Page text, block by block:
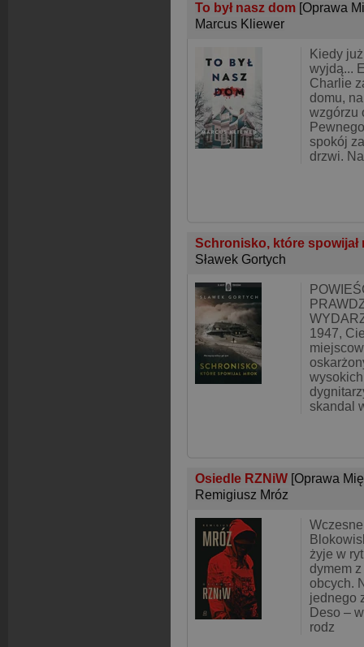
To był nasz dom [Oprawa
Marcus Kliewer
Kiedy
wyjdą...
Charlie
domu,
wzgórzu
spokój
drzwi.
Schronisko, które
Sławek Gortych
1947,
skandal
Osiedle RZNiW [Oprawa
Remigiusz Mróz
żyje w
dymem
obcych.
jednego
Deso –
rodz